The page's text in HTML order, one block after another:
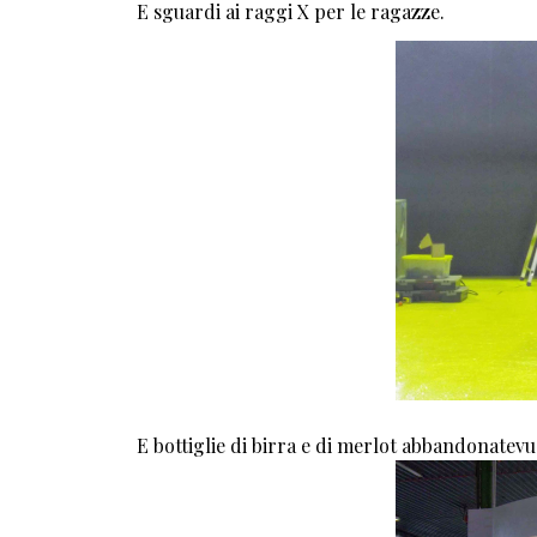
E sguardi ai raggi X per le ragazze.
E bottiglie di birra e di merlot